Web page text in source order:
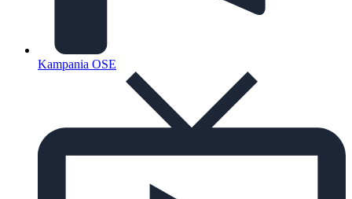
Kampania OSE